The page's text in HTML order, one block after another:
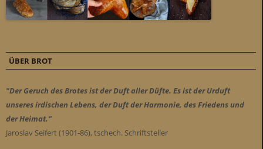
ÜBER BROT
"Der Geruch des Brotes ist der Duft aller Düfte. Es ist der Urduft
unseres irdischen Lebens, der Duft der Harmonie, des Friedens und
der Heimat."
Jaroslav Seifert (1901-86), tschech. Schriftsteller